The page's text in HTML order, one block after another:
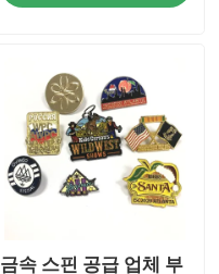
금속 스핀 공급 업체 부